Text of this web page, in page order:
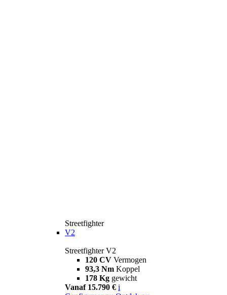
Streetfighter
V2
Streetfighter V2
120 CV Vermogen
93,3 Nm Koppel
178 Kg gewicht
Vanaf 15.790 € i